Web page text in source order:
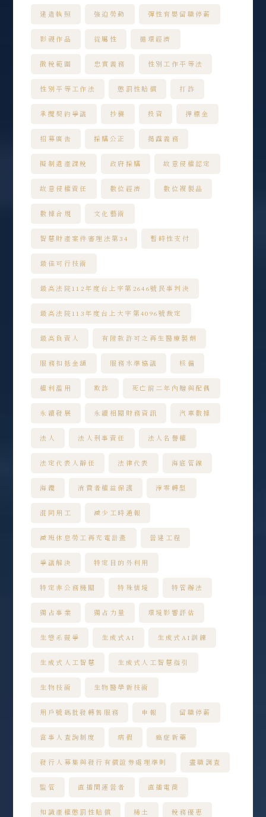
建造執照 強迫勞動 彈性育嬰留職停薪
影視作品 從屬性 循環經濟
徵稅範圍 忠實義務 性別工作平等法
性別平等工作法 懲罰性賠償 打詐
承攬契約爭議 抄襲 投資 押標金
招募廣告 採購公正 揭露義務
擬制遺產課稅 政府採購 故意侵權認定
故意侵權責任 數位經濟 數位複製品
數據合規 文化藝術
智慧財產案件審理法第34 暫時性支付
最佳可行技術
最高法院112年度台上字第2646號民事判決
最高法院113年度台上大字第4096號裁定
最高負責人 有附款許可之再生醫療製劑
服務扣抵金額 服務水準協議 核備
權利濫用 欺詐 死亡前二年內贈與配偶
永續發展 永續相關財務資訊 汽車數據
法人 法人刑事責任 法人名譽權
法定代表人辭任 法律代表 海底管線
海纜 消費者權益保護 淨零轉型
混同用工 減少工時通報
減班休息勞工再充電計畫 營建工程
爭議解決 特定目的外利用
特定非公務機關 特殊情境 特管辦法
獨占事業 獨占力量 環境影響評估
生態系競爭 生成式AI 生成式AI訓練
生成式人工智慧 生成式人工智慧指引
生物技術 生物醫學新技術
用戶號碼批發轉售服務 申報 留職停薪
當事人查詢制度 病假 癌症新藥
發行人募集與發行有價證券處理準則 盡職調查
監管 直播間運營者 直播電商
知識產權懲罰性賠償 稀土 稅務優惠